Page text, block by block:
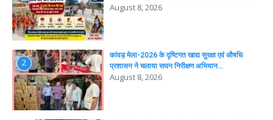
August 8, 2026
2
कांवड़ मेला-2026 के दृष्टिगत खाद्य सुरक्षा एवं औषधि
प्रशासन ने चलाया सघन निरीक्षण अभियान…
August 8, 2026